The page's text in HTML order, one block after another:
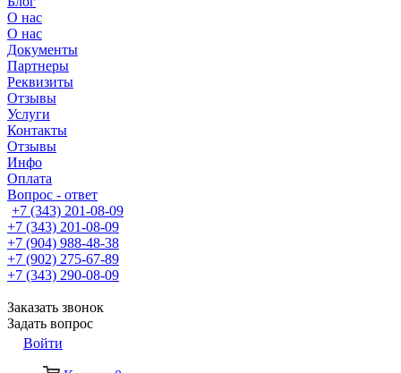
О нас
О нас
Документы
Партнеры
Реквизиты
Отзывы
Услуги
Контакты
Отзывы
Инфо
Оплата
Вопрос - ответ
+7 (343) 201-08-09
+7 (343) 201-08-09
+7 (904) 988-48-38
+7 (902) 275-67-89
+7 (343) 290-08-09
Заказать звонок
Задать вопрос
Войти